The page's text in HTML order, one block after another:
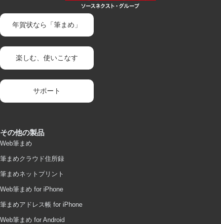
年賀状なら「筆まめ」
楽しむ、使いこなす
サポート
その他の製品
Web筆まめ
筆まめクラウド住所録
筆まめネットプリント
Web筆まめ for iPhone
筆まめアドレス帳 for iPhone
Web筆まめ for Android